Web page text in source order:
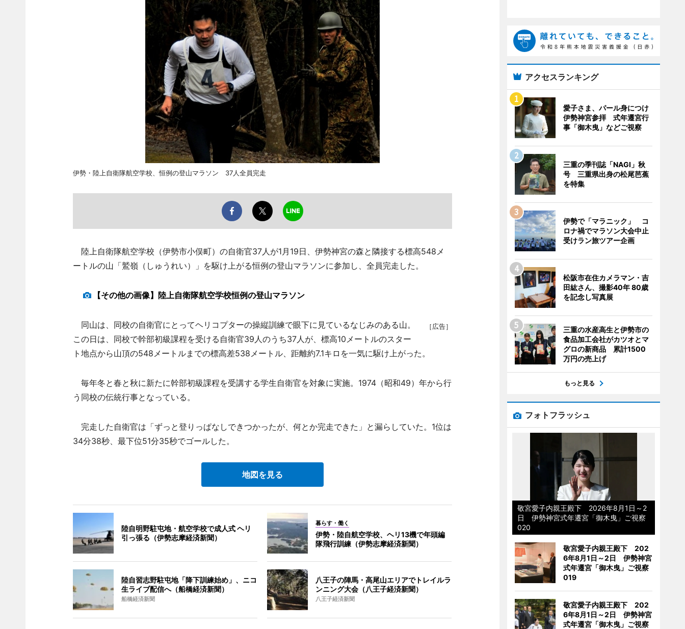
伊勢・陸上自衛隊航空学校、恒例の登山マラソン 37人全員完走
陸上自衛隊航空学校（伊勢市小俣町）の自衛官37人が1月19日、伊勢神宮の森と隣接する標高548メ
ートルの山「鷲嶺（しゅうれい）」を駆け上がる恒例の登山マラソンに参加し、全員完走した。
【その他の画像】陸上自衛隊航空学校恒例の登山マラソン
［広告］
同山は、同校の自衛官にとってヘリコプターの操縦訓練で眼下に見ているなじみのある山。
この日は、同校で幹部初級課程を受ける自衛官39人のうち37人が、標高10メートルのスター
ト地点から山頂の548メートルまでの標高差538メートル、距離約7.1キロを一気に駆け上がった。
毎年冬と春と秋に新たに幹部初級課程を受講する学生自衛官を対象に実施。1974（昭和49）年から行
う同校の伝統行事となっている。
完走した自衛官は「ずっと登りっぱなしできつかったが、何とか完走できた」と漏らしていた。1位は
34分38秒、最下位51分35秒でゴールした。
地図を見る
陸自明野駐屯地・航空学校で成人式 ヘリ
引っ張る（伊勢志摩経済新聞）
暮らす・働く
伊勢・陸自航空学校、ヘリ13機で年頭編
隊飛行訓練（伊勢志摩経済新聞）
陸自習志野駐屯地「降下訓練始め」、ニコ
生ライブ配信へ（船橋経済新聞）
船橋経済新聞
八王子の陣馬・高尾山エリアでトレイルラ
ンニング大会（八王子経済新聞）
八王子経済新聞
アクセスランキング
愛子さま、パール身につけ
伊勢神宮参拝 式年遷宮行
事「御木曳」などご視察
三重の季刊誌「NAGI」秋
号 三重県出身の松尾芭蕉
を特集
伊勢で「マラニック」 コ
ロナ禍でマラソン大会中止
受けラン旅ツアー企画
松阪市在住カメラマン・吉
田紘さん、撮影40年 80歳
を記念し写真展
三重の水産高生と伊勢市の
食品加工会社がカツオとマ
グロの新商品 累計1500
万円の売上げ
もっと見る
フォトフラッシュ
敬宮愛子内親王殿下 2026年8月1日～2
日 伊勢神宮式年遷宮「御木曳」ご視察
020
敬宮愛子内親王殿下 202
6年8月1日～2日 伊勢神宮
式年遷宮「御木曳」ご視察
019
敬宮愛子内親王殿下 202
6年8月1日～2日 伊勢神宮
式年遷宮「御木曳」ご視察